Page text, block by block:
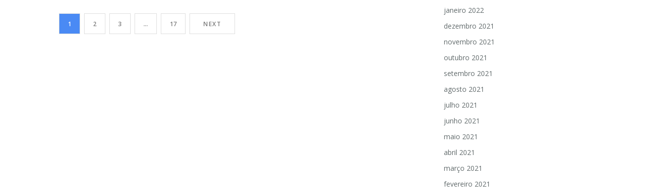
Silva (PT) caminha para se tornar o mais caro da
história da Presidência da República em despesas
com cartões corporativos. […]
1 2 3 … 17 NEXT
janeiro 2022
dezembro 2021
novembro 2021
outubro 2021
setembro 2021
agosto 2021
julho 2021
junho 2021
maio 2021
abril 2021
março 2021
fevereiro 2021